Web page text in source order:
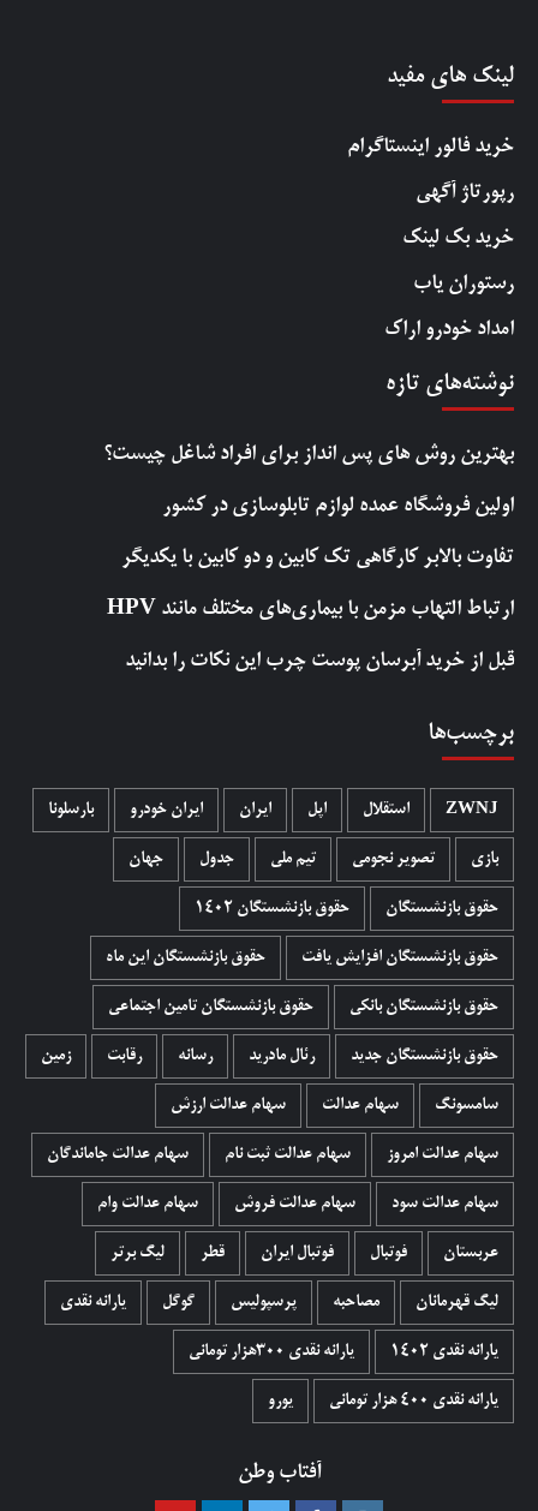
لینک های مفید
خرید فالور اینستاگرام
رپورتاژ آگهی
خرید بک لینک
رستوران یاب
امداد خودرو اراک
نوشته‌های تازه
بهترین روش‌ های پس‌ انداز برای افراد شاغل چیست؟
اولین فروشگاه عمده لوازم تابلوسازی در کشور
تفاوت بالابر کارگاهی تک کابین و دو کابین با یکدیگر
ارتباط التهاب مزمن با بیماری‌های مختلف مانند HPV
قبل از خرید آبرسان پوست چرب این نکات را بدانید
برچسب‌ها
ZWNJ استقلال اپل ایران ایران خودرو بارسلونا
بازی تصویر نجومی تیم ملی جدول جهان
حقوق بازنشستگان حقوق بازنشستگان 1402
حقوق بازنشستگان افزایش یافت حقوق بازنشستگان این ماه
حقوق بازنشستگان بانکی حقوق بازنشستگان تامین اجتماعی
حقوق بازنشستگان جدید رئال مادرید رسانه رقابت زمین
سامسونگ سهام عدالت سهام عدالت ارزش
سهام عدالت امروز سهام عدالت ثبت نام سهام عدالت جاماندگان
سهام عدالت سود سهام عدالت فروش سهام عدالت وام
عربستان فوتبال فوتبال ایران قطر لیگ برتر
لیگ قهرمانان مصاحبه پرسپولیس گوگل یارانه نقدی
یارانه نقدی 1402 یارانه نقدی ۳۰۰هزار تومانی
یارانه نقدی ۴۰۰ هزار تومانی یورو
آفتاب وطن